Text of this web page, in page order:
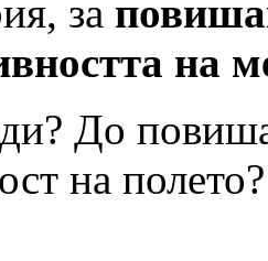
за
на
До
на